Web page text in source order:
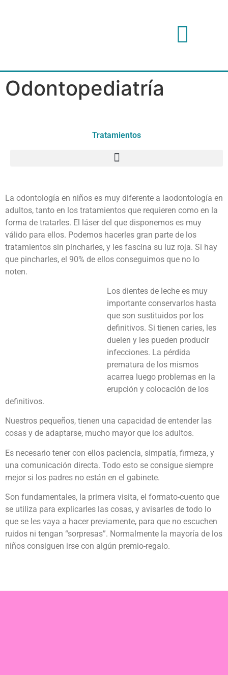
Odontopediatría
La odontología en niños es muy diferente a laodontología en
adultos, tanto en los tratamientos que requieren como en la
forma de tratarles. El láser del que disponemos es muy
válido para ellos. Podemos hacerles gran parte de los
tratamientos sin pincharles, y les fascina su luz roja. Si hay
que pincharles, el 90% de ellos conseguimos que no lo
noten.
Los dientes de leche es muy
importante conservarlos hasta
que son sustituidos por los
definitivos. Si tienen caries, les
duelen y les pueden producir
infecciones. La pérdida
prematura de los mismos
acarrea luego problemas en la
erupción y colocación de los
definitivos.
Nuestros pequeños, tienen una capacidad de entender las
cosas y de adaptarse, mucho mayor que los adultos.
Es necesario tener con ellos paciencia, simpatía, firmeza, y
una comunicación directa. Todo esto se consigue siempre
mejor si los padres no están en el gabinete.
Son fundamentales, la primera visita, el formato-cuento que
se utiliza para explicarles las cosas, y avisarles de todo lo
que se les vaya a hacer previamente, para que no escuchen
ruidos ni tengan “sorpresas”. Normalmente la mayoría de los
niños consiguen irse con algún premio-regalo.
Tratamientos